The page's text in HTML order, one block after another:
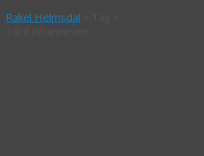
Rakel Helmsdal